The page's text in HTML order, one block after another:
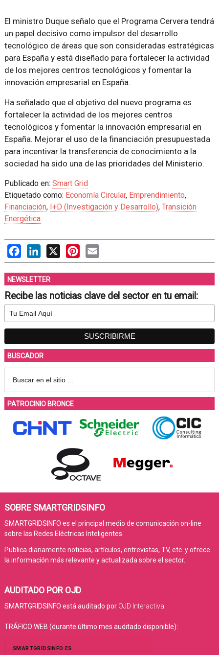
El ministro Duque señalo que el Programa Cervera tendrá
un papel decisivo como impulsor del desarrollo
tecnológico de áreas que son consideradas estratégicas
para España y está diseñado para fortalecer la actividad
de los mejores centros tecnológicos y fomentar la
innovación empresarial en España.
Ha señalado que el objetivo del nuevo programa es
fortalecer la actividad de los mejores centros
tecnológicos y fomentar la innovación empresarial en
España. Mejorar el uso de la financiación presupuestada
para incentivar la transferencia de conocimiento a la
sociedad ha sido una de las prioridades del Ministerio.
Publicado en: Smart Grid
Etiquetado como: Economía Circular, Emprendimiento,
Financiación, I+D (Investigación y Desarrollo), Transición
Energética
FacebookLinkedIn
X PinterestEmail
NEWSLETTER
Recibe las noticias clave del sector en tu email:
BUSCADOR
PATROCINIO BRONCE
SOBRE SMARTGRIDSINFO
SMARTGRIDSINFO es el principal medio de comunicación on-line
sobre las Redes Eléctricas Inteligentes.
Publica diariamente noticias, artículos, entrevistas, TV, etc. y ofrece
la información más relevante y actualizada sobre el sector.
AUDITADO POR OJD
SMARTGRIDSINFO está auditado por OJD Interactiva
TRÁFICO WEB (durante último mes auditado disponible):